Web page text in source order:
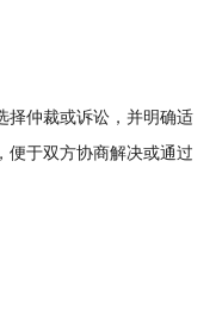
仲裁或诉讼，并明确适
便于双方协商解决或通过